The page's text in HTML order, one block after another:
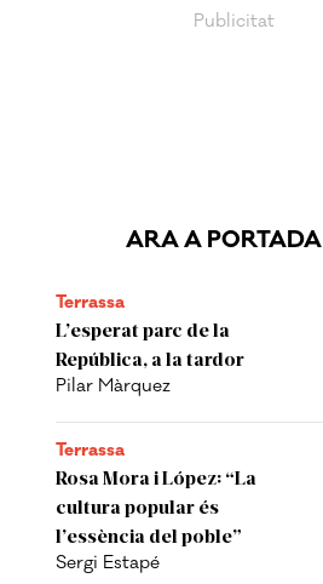
ARA A PORTADA
Terrassa
L’esperat parc de la
República, a la tardor
Pilar Màrquez
Terrassa
Rosa Mora i López: “La
cultura popular és
l’essència del poble”
Sergi Estapé